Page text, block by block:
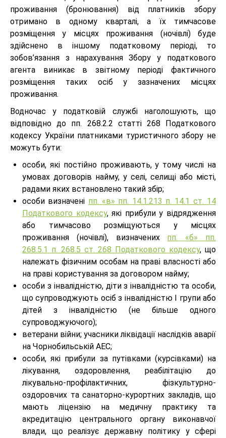
проживання (бронювання) від платників збору
отримано в одному кварталі, а їх тимчасове
розміщення у місцях проживання (ночівлі) буде
здійснено в іншому податковому періоді, то
зобов’язання з нарахування Збору у податкового
агента виникає в звітному періоді фактичного
розміщення таких осіб у зазначених місцях
проживання.
Водночас у податковій службі наголошують, що
відповідно до пп. 268.2.2 статті 268 Податкового
кодексу України платниками туристичного збору не
можуть бути:
особи, які постійно проживають, у тому числі на
умовах договорів найму, у селі, селищі або місті,
радами яких встановлено такий збір;
особи визначені пп. «в» пп. 14.1.213 п. 14.1 ст. 14
Податкового кодексу, які прибули у відрядження
або тимчасово розміщуються у місцях
проживання (ночівлі), визначених пп. «б» пп.
268.5.1 п. 268.5 ст. 268 Податкового кодексу, що
належать фізичним особам на праві власності або
на праві користування за договором найму;
особи з інвалідністю, діти з інвалідністю та особи,
що супроводжують осіб з інвалідністю I групи або
дітей з інвалідністю (не більше одного
супроводжуючого);
ветерани війни; учасники ліквідації наслідків аварії
на Чорнобильській АЕС;
особи, які прибули за путівками (курсівками) на
лікування, оздоровлення, реабілітацію до
лікувально-профілактичних, фізкультурно-
оздоровчих та санаторно-курортних закладів, що
мають ліцензію на медичну практику та
акредитацію центрального органу виконавчої
влади, що реалізує державну політику у сфері